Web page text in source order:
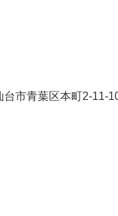
市青葉区本町2-11-